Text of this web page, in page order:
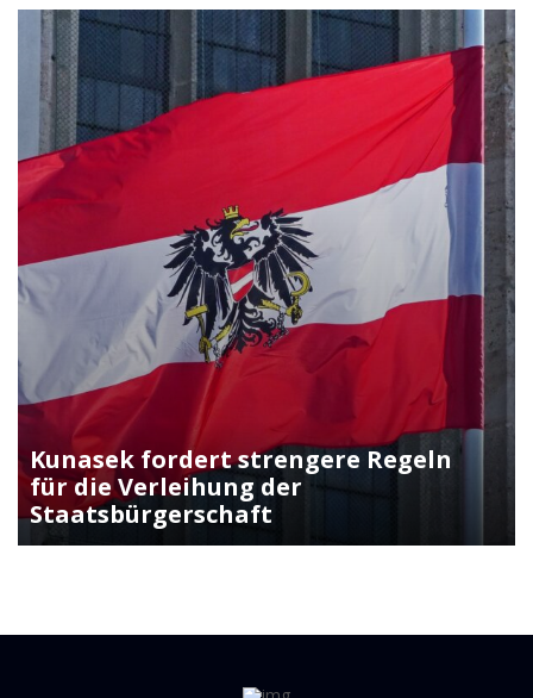
Kunasek fordert strengere Regeln
für die Verleihung der
Staatsbürgerschaft